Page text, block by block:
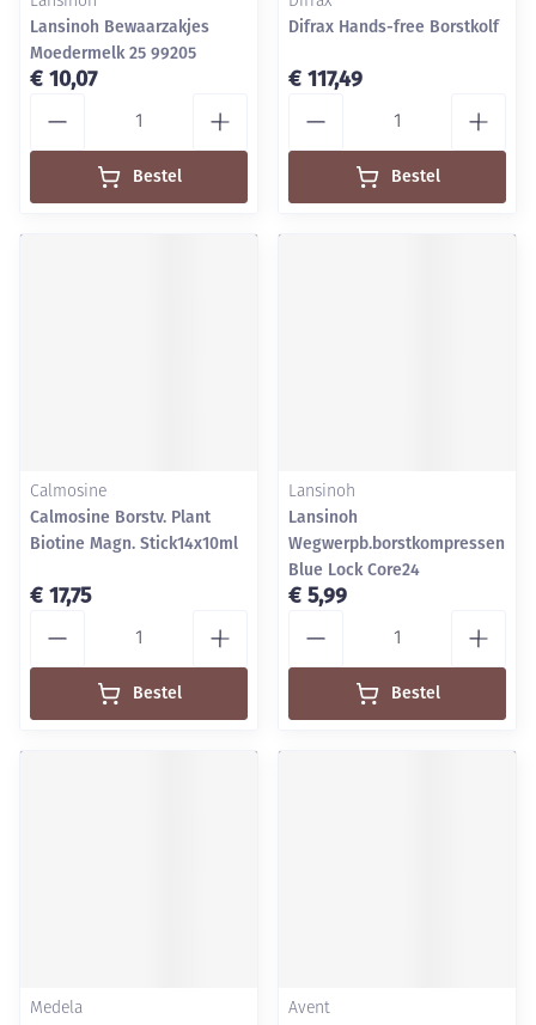
Lansinoh Bewaarzakjes
Moedermelk 25 99205
€ 10,07
Bestel
Difrax Hands-free Borstkolf
€ 117,49
Bestel
Calmosine
Calmosine Borstv. Plant
Biotine Magn. Stick14x10ml
€ 17,75
Bestel
Lansinoh
Lansinoh
Wegwerpb.borstkompressen
Blue Lock Core24
€ 5,99
Bestel
Medela Avent